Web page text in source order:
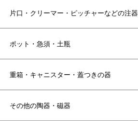
片口・クリーマー・ピッチャーなどの注器
ポット・急須・土瓶
重箱・キャニスター・蓋つきの器
その他の陶器・磁器